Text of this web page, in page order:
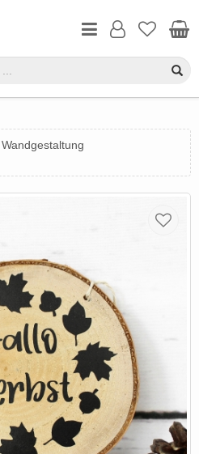
Wandgestaltung